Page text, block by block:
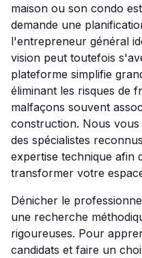
maison ou son condo
demande une
l'entrepreneur général
vision peut toutefois
plateforme simplifie
éliminant les risques de
malfaçons souvent
construction. Nous
des spécialistes
expertise technique afin
transformer votre
Dénicher le
une recherche
rigoureuses. Pour
candidats et faire un